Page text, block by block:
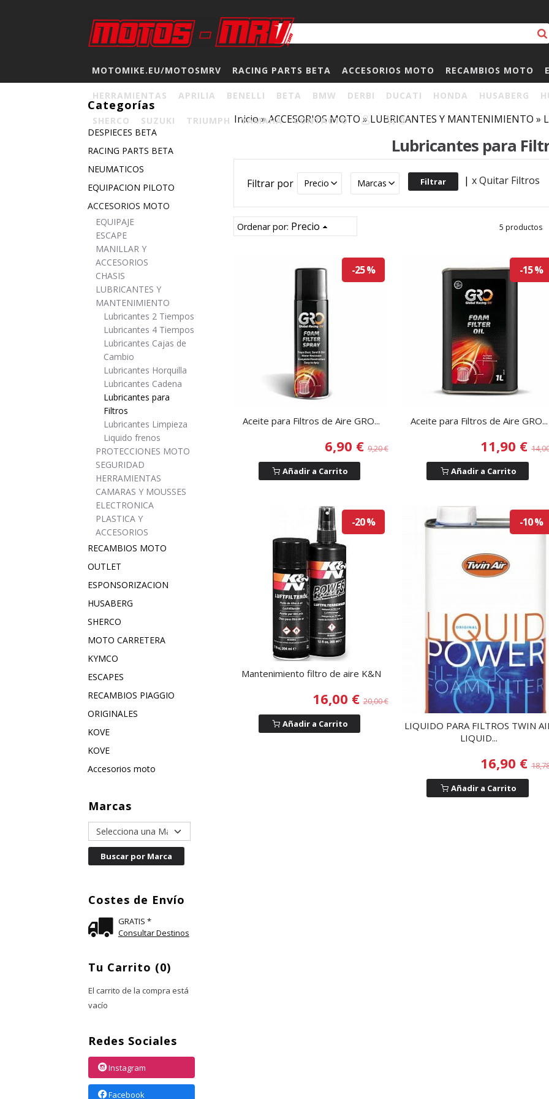
MOTOMIKE.EU/MOTOSMRV RACING PARTS BETA ACCESORIOS MOTO RECAMBIOS MOTO
HERRAMIENTAS APRILIA BENELLI BETA BMW DERBI DUCATI HONDA HUSABERG
SHERCO SUZUKI TRIUMPH YAMAHA CONTACTO 0
Categorías
DESPIECES BETA
RACING PARTS BETA
NEUMATICOS
EQUIPACION PILOTO
ACCESORIOS MOTO
EQUIPAJE
ESCAPE
MANILLAR Y
ACCESORIOS
CHASIS
LUBRICANTES Y
MANTENIMIENTO
Lubricantes 2 Tiempos
Lubricantes 4 Tiempos
Lubricantes Cajas de
Cambio
Lubricantes Horquilla
Lubricantes Cadena
Lubricantes para
Filtros
Lubricantes Limpieza
Liquido frenos
PROTECCIONES MOTO
SEGURIDAD
HERRAMIENTAS
CAMARAS Y MOUSSES
ELECTRONICA
PLASTICA Y
ACCESORIOS
RECAMBIOS MOTO
OUTLET
ESPONSORIZACION
HUSABERG
SHERCO
MOTO CARRETERA
KYMCO
ESCAPES
RECAMBIOS PIAGGIO
ORIGINALES
KOVE
KOVE
Accesorios moto
Marcas
Costes de Envío
GRATIS *
Consultar Destinos
Tu Carrito (0)
El carrito de la compra está
vacío
Redes Sociales
Instagram
Facebook
Inicio»ACCESORIOS MOTO»LUBRICANTES Y MANTENIMIENTO »
Lubricantes para
Filtrar por Precio Marcas | x Quitar Filtros
Ordenar por: Precio 5 productos
-25 %
Aceite para Filtros de Aire GRO...
6,90 €9,20 €
Añadir a Carrito
-15 %
Aceite para Filtros de Aire GRO...
11,90 €
Añadir a Carrito
-20 %
Mantenimiento filtro de aire K&N
16,00 €20,00 €
Añadir a Carrito
-10 %
LIQUIDO PARA FILTROS TWIN
LIQUID...
16,90 €
Añadir a Carrito